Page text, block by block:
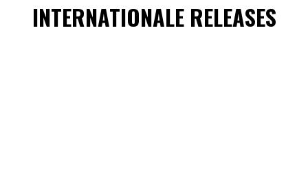
INTERNATIONALE RELEASES